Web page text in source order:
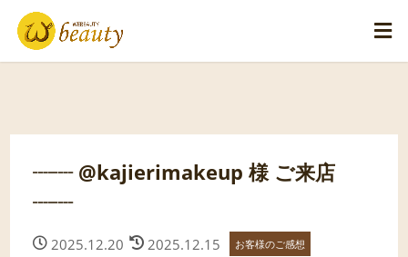
┈┈ @kajierimakeup 様 ご来店
┈┈
2025.12.20 2025.12.15 お客様のご感想